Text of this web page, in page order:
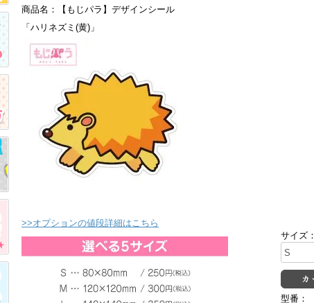
商品名：【もじパラ】デザインシール
「ハリネズミ(黄)」
>>オプションの値段詳細はこちら
サイズ：
型番：